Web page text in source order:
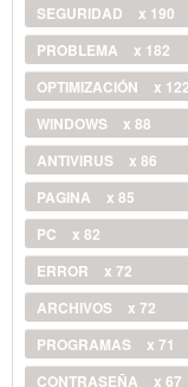
SEGURIDAD
x 190
PROBLEMA
x 182
OPTIMIZACIÓN
x 122
WINDOWS
x 88
ANTIVIRUS
x 86
PAGINA
x 85
PC
x 82
ERROR
x 72
ARCHIVOS
x 72
PROGRAMAS
x 71
CONTRASEÑA
x 67